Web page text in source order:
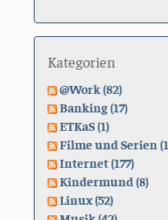
Kategorien
@Work (82)
Banking (17)
ETKaS (1)
Filme und Serien
Internet (177)
Kindermund (8)
Linux (52)